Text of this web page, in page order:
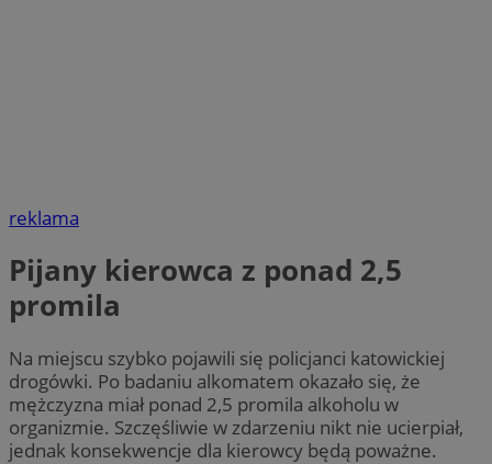
reklama
Pijany kierowca z ponad 2,5
promila
Na miejscu szybko pojawili się policjanci katowickiej
drogówki. Po badaniu alkomatem okazało się, że
mężczyzna miał ponad 2,5 promila alkoholu w
organizmie. Szczęśliwie w zdarzeniu nikt nie ucierpiał,
jednak konsekwencje dla kierowcy będą poważne.